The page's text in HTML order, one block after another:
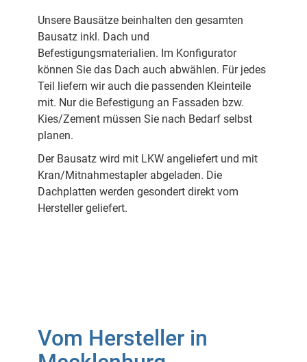
Unsere Bausätze beinhalten den gesamten
Bausatz inkl. Dach und
Befestigungsmaterialien. Im Konfigurator
können Sie das Dach auch abwählen. Für jedes
Teil liefern wir auch die passenden Kleinteile
mit. Nur die Befestigung an Fassaden bzw.
Kies/Zement müssen Sie nach Bedarf selbst
planen.
Der Bausatz wird mit LKW angeliefert und mit
Kran/Mitnahmestapler abgeladen. Die
Dachplatten werden gesondert direkt vom
Hersteller geliefert.
Vom Hersteller in